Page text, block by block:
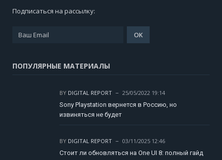
Подписаться на рассылку:
ПОПУЛЯРНЫЕ МАТЕРИАЛЫ
BY DIGITAL REPORT
25/05/2022 19:14
Sony Playstation вернется в Россию, но
извиняться не будет
BY DIGITAL REPORT
03/11/2025 12:46
Стоит ли обновляться на One UI 8: полный гайд